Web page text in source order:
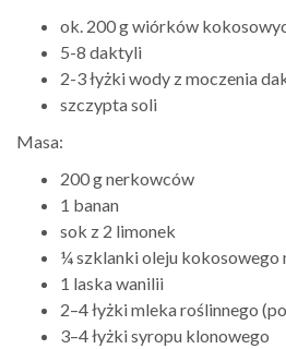
ok. 200 g wiórków
5-8 daktyli
2-3 łyżki wody z moczenia
szczypta soli
Masa:
200 g nerkowców
1 banan
sok z 2 limonek
¼ szklanki oleju kokosowego
1 laska wanilii
2–4 łyżki mleka roślinnego
3–4 łyżki syropu klonowego